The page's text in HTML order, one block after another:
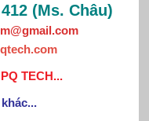
(Ms. Châu)
TECH...